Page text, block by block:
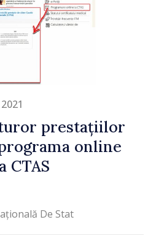
prestațiilor
online
CTAS
De Stat